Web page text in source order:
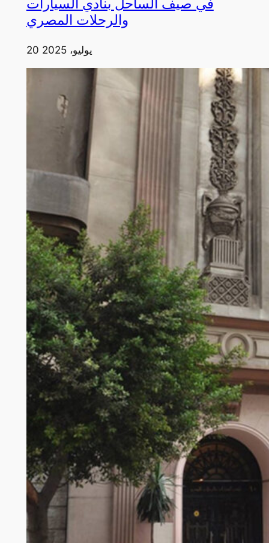
في صيف الساحل بنادي السيارات
والرحلات المصري
20 يوليو، 2025